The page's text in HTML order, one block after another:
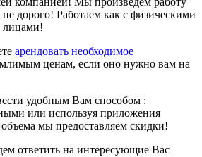
дорого! Работаем как с физическими
лицами!
арендовать необходимое
ценам, если оно нужно вам на
удобным Вам способом :
или используя приложения
мы предоставляем скидки!
ответить на интересующие Вас